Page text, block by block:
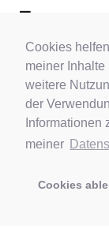
Cookies
meiner
weitere
der
Informationen
meiner
Cookies